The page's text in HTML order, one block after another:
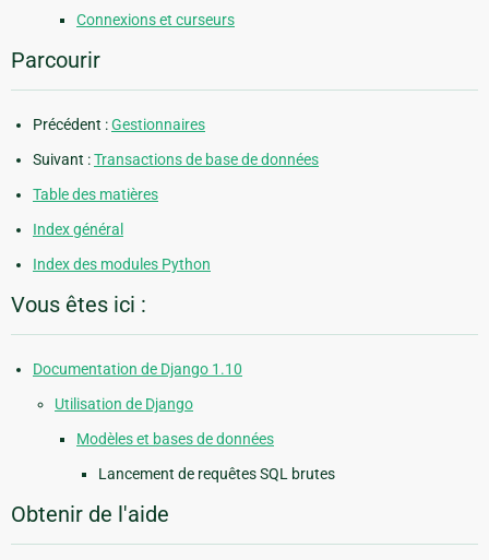
Connexions et curseurs
Parcourir
Précédent :Gestionnaires
Suivant :Transactions de base de données
Table des matières
Index général
Index des modules Python
Vous êtes ici :
Documentation de Django 1.10
Utilisation de Django
Modèles et bases de données
Lancement de requêtes SQL brutes
Obtenir de l'aide